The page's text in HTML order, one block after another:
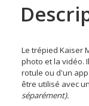
Le trépied Kaiser
photo et la vidéo.
rotule ou d'un
être utilisé avec
séparément).